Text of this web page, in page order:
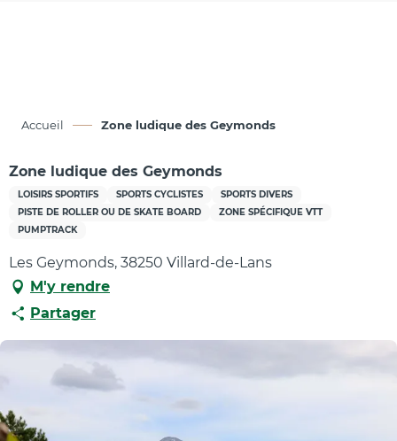
Accueil Zone ludique des Geymonds
Zone ludique des Geymonds
LOISIRS SPORTIFS SPORTS CYCLISTES
SPORTS DIVERS
PISTE DE ROLLER OU DE SKATE BOARD
ZONE SPÉCIFIQUE VTT
PUMPTRACK
Les Geymonds, 38250 Villard-de-Lans
M'y rendre
Partager